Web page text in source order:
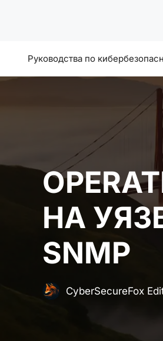
Руководства по
НА
SNMP
CyberSecureFox